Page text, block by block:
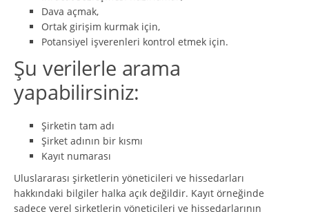
Dava açmak,
Ortak girişim kurmak için,
Potansiyel işverenleri kontrol etmek için.
Şu verilerle arama
yapabilirsiniz:
Şirketin tam adı
Şirket adının bir kısmı
Kayıt numarası
Uluslararası şirketlerin yöneticileri ve hissedarları
hakkındaki bilgiler halka açık değildir. Kayıt örneğinde
sadece yerel şirketlerin yöneticileri ve hissedarlarının